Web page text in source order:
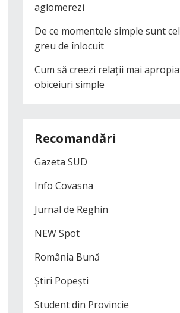
aglomerezi
De ce momentele simple sunt
greu de înlocuit
Cum să creezi relații mai
obiceiuri simple
Recomandări
Gazeta SUD
Info Covasna
Jurnal de Reghin
NEW Spot
România Bună
Știri Popești
Student din Provincie